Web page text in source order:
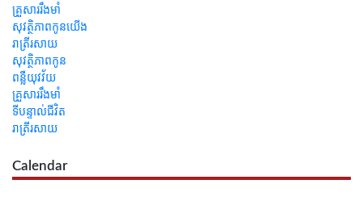
គ្រួសាររឹងមាំ
សុវត្ថិភាពកូនយើង
រាត្រីរសាយ
សុវត្ថិភាពកូន
ពន្លឺយុវវ័យ
គ្រួសាររឹងមាំ
ទីបន្ទាល់ជីវិត
រាត្រីរសាយ
Calendar